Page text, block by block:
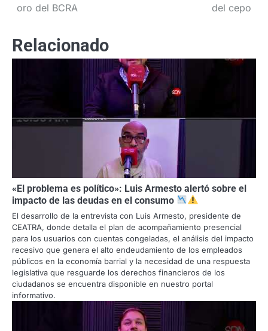
entradas
oro del BCRA
del cepo
Relacionado
«El problema es político»: Luis Armesto alertó sobre el
impacto de las deudas en el consumo
El desarrollo de la entrevista con Luis Armesto, presidente de
CEATRA, donde detalla el plan de acompañamiento presencial
para los usuarios con cuentas congeladas, el análisis del impacto
recesivo que genera el alto endeudamiento de los empleados
públicos en la economía barrial y la necesidad de una respuesta
legislativa que resguarde los derechos financieros de los
ciudadanos se encuentra disponible en nuestro portal
informativo.